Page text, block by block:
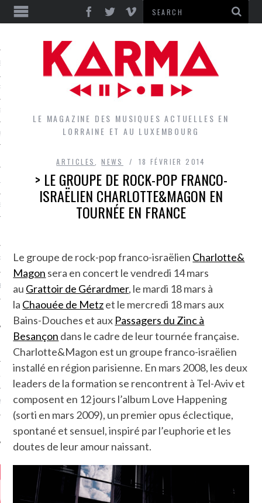
GROUPES DU LOCAL
LE MAGAZINE DES MUSIQUES ACTUELLES EN
LORRAINE ET AU LUXEMBOURG
ARTICLES ,NEWS 18 FÉVRIER 2014
> LE GROUPE DE ROCK-POP FRANCO-
ISRAËLIEN CHARLOTTE&MAGON EN
TOURNÉE EN FRANCE
Le groupe de rock-pop franco-israëlien Charlotte&
Magon sera en concert le vendredi 14 mars
au Grattoir de Gérardmer, le mardi 18 mars à
la Chaouée de Metzet le mercredi 18 mars aux
Bains-Douches et aux Passagers du Zinc à
Besançon dans le cadre de leur tournée française.
Charlotte&Magon est un groupe franco-israëlien
installé en région parisienne. En mars 2008, les deux
leaders de la formation se rencontrent à Tel-Aviv et
composent en 12 jours l’album Love Happening
(sorti en mars 2009), un premier opus éclectique,
spontané et sensuel, inspiré par l’euphorie et les
doutes de leur amour naissant.